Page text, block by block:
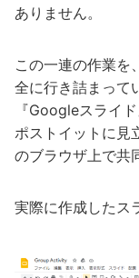
ありません。
この一連の作業を
全に行き詰まって
『Googleスライ
ポストイットに見
のブラウザ上で共
実際に作成したス